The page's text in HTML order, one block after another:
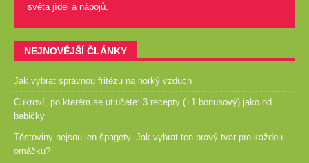
světa jídel a nápojů.
NEJNOVĚJŠÍ ČLÁNKY
Jak vybrat správnou fritézu na horký vzduch
Cukroví, po kterém se utlučete: 3 recepty (+1 bonusový) jako od
babičky
Těstoviny nejsou jen špagety. Jak vybrat ten pravý tvar pro každou
omáčku?